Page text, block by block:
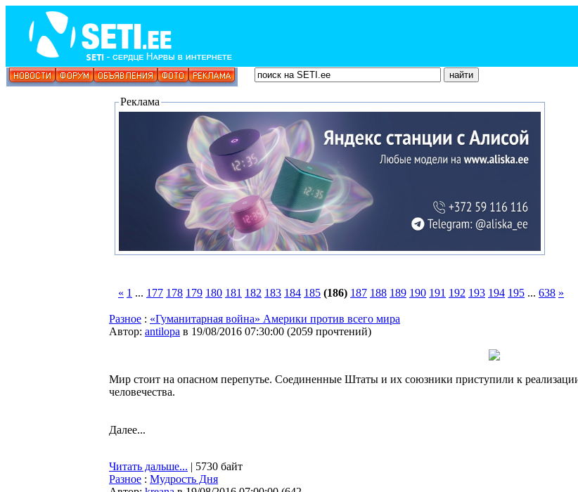
Реклама
« 1 ... 177 178 179 180 181 182 183 184 185 (186) 187 188 189 190 191 192 193 194 195 ... 638 »
Разное : «Гуманитарная война» Америки против всего мира
Автор: antilopa в 19/08/2016 07:30:00 (2059 прочтений)
Мир стоит на опасном перепутье. Соединенные Штаты и их союзники приступили к
человечества.
Далее...
Читать дальше... | 5730 байт
Разное : Мудрость Дня